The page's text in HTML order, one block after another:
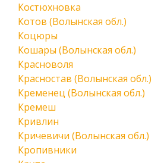
Костюхновка
Котов (Волынская обл.)
Коцюры
Кошары (Волынская обл.)
Красноволя
Красностав (Волынская обл.)
Кременец (Волынская обл.)
Кремеш
Кривлин
Кричевичи (Волынская обл.)
Кропивники